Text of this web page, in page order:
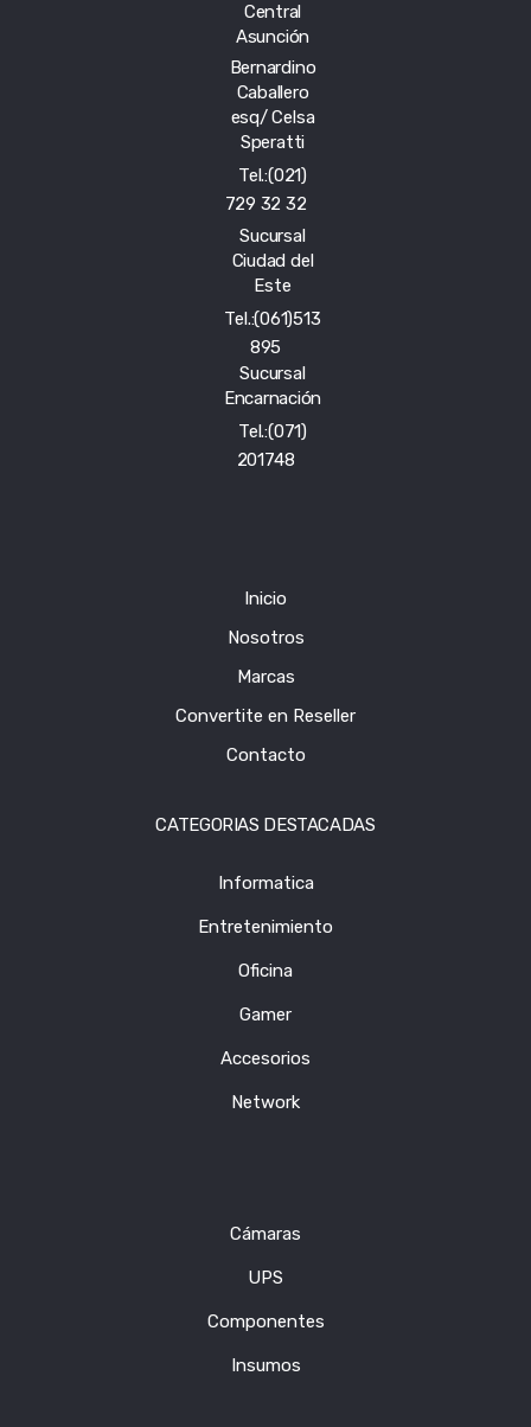
Central
Asunción
Bernardino
Caballero
esq/ Celsa
Speratti
Tel.:(021)
729 32 32
Sucursal
Ciudad del
Este
Tel.:(061)513
895
Sucursal
Encarnación
Tel.:(071)
201748
Inicio
Nosotros
Marcas
Convertite en Reseller
Contacto
CATEGORIAS DESTACADAS
Informatica
Entretenimiento
Oficina
Gamer
Accesorios
Network
Cámaras
UPS
Componentes
Insumos